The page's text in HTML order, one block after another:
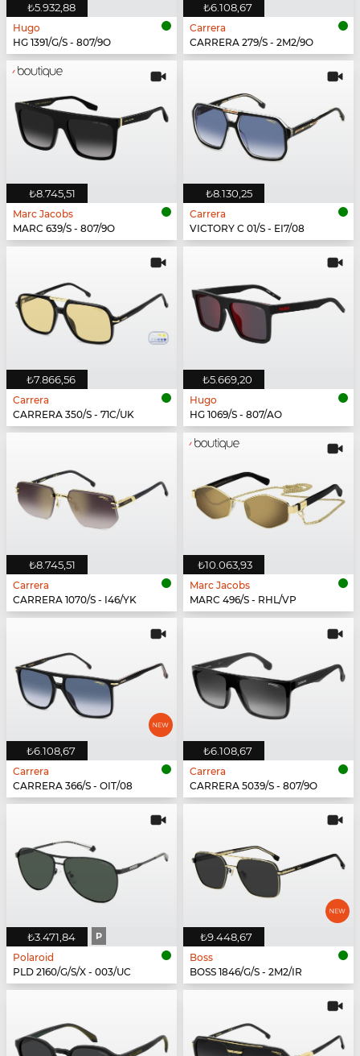
₺5.932,88
Hugo
HG 1391/G/S - 807/9O
₺6.108,67
Carrera
CARRERA 279/S - 2M2/9O
₺8.745,51
Marc Jacobs
MARC 639/S - 807/9O
₺8.130,25
Carrera
VICTORY C 01/S - EI7/08
₺7.866,56
Carrera
CARRERA 350/S - 71C/UK
₺5.669,20
Hugo
HG 1069/S - 807/AO
₺8.745,51
Carrera
CARRERA 1070/S - I46/YK
₺10.063,93
Marc Jacobs
MARC 496/S - RHL/VP
₺6.108,67
Carrera
CARRERA 366/S - OIT/08
₺6.108,67
Carrera
CARRERA 5039/S - 807/9O
₺3.471,84 P
Polaroid
PLD 2160/G/S/X - 003/UC
₺9.448,67
Boss
BOSS 1846/G/S - 2M2/IR